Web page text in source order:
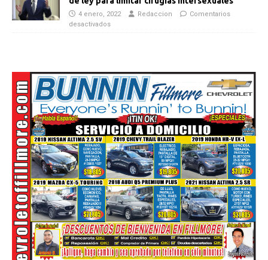
4 enero, 2022 Redaccion
Comentarios
desactivados